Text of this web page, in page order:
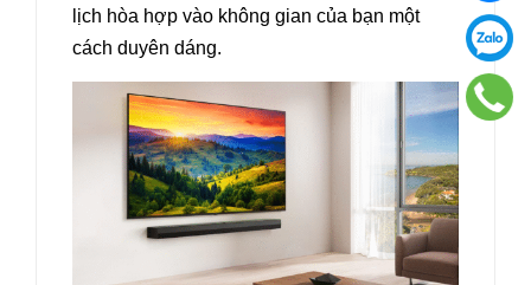
lịch hòa hợp vào không gian của bạn một
cách duyên dáng.